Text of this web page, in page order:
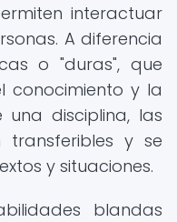
interactuar
A diferencia
o "duras", que
conocimiento y la
una disciplina, las
transferibles y se
y situaciones.
blandas